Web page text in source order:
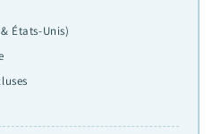
États-Unis)